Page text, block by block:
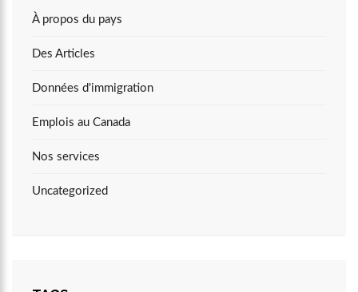
À propos du pays
Des Articles
Données d'immigration
Emplois au Canada
Nos services
Uncategorized